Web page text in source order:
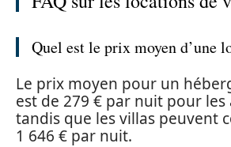
Quel est le prix moyen d’une
Le prix moyen pour un
est de 279 € par nuit pour
tandis que les villas peuvent
1 646 € par nuit.